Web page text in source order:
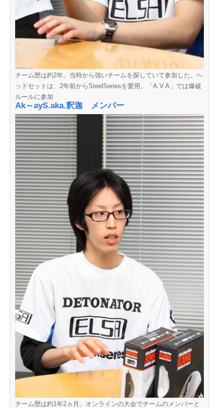
チーム歴は約2年。当時から強いチームを探していて参加した。ヘ
ッドセットは、2年前からSteelSeriesを愛用。「A.V.A」では爆破
ルールに参加
Ak～ayS.aka.釈迦 メンバー
チーム歴は約1年2ヵ月。オンラインの大会でチームのメンバーと